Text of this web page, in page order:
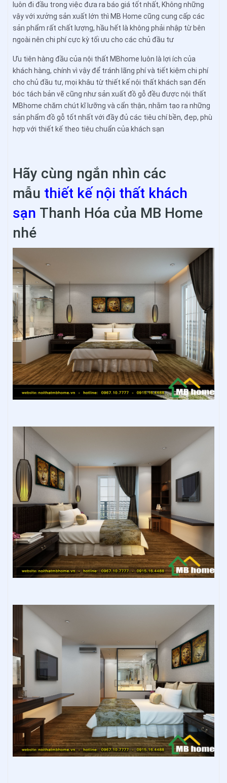
luôn đi đầu trong việc đưa ra báo giá tốt nhất, Không những
vậy với xưởng sản xuất lớn thì MB Home cũng cung cấp các
sản phẩm rất chất lượng, hầu hết là không phải nhập từ bên
ngoài nên chi phí cực kỳ tối ưu cho các chủ đầu tư
Ưu tiên hàng đầu của nội thất MBhome luôn là lợi ích của
khách hàng, chính vì vậy để tránh lãng phí và tiết kiệm chi phí
cho chủ đầu tư, mọi khâu từ thiết kế nội thất khách sạn đến
bóc tách bản vẽ cũng như sản xuất đồ gỗ đều được nội thất
MBhome chăm chút kĩ lưỡng và cẩn thận, nhằm tạo ra những
sản phẩm đồ gỗ tốt nhất với đầy đủ các tiêu chí bền, đẹp, phù
hợp với thiết kế theo tiêu chuẩn của khách sạn
Hãy cùng ngắn nhìn các
mẫu thiết kế nội thất khách
sạn Thanh Hóa của MB Home
nhé